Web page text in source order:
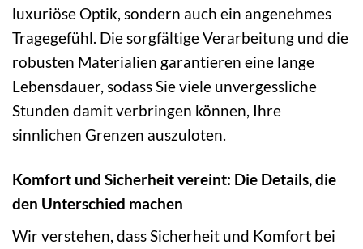
luxuriöse Optik, sondern auch ein angenehmes
Tragegefühl. Die sorgfältige Verarbeitung und die
robusten Materialien garantieren eine lange
Lebensdauer, sodass Sie viele unvergessliche
Stunden damit verbringen können, Ihre
sinnlichen Grenzen auszuloten.
Komfort und Sicherheit vereint: Die Details, die
den Unterschied machen
Wir verstehen, dass Sicherheit und Komfort bei